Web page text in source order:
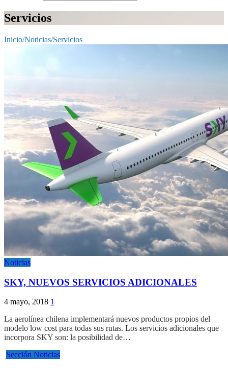
Servicios
Inicio/Noticias/Servicios
Noticias
SKY, NUEVOS SERVICIOS ADICIONALES
4 mayo, 2018 1
La aerolínea chilena implementará nuevos productos propios del
modelo low cost para todas sus rutas. Los servicios adicionales que
incorpora SKY son: la posibilidad de…
Sección Noticias